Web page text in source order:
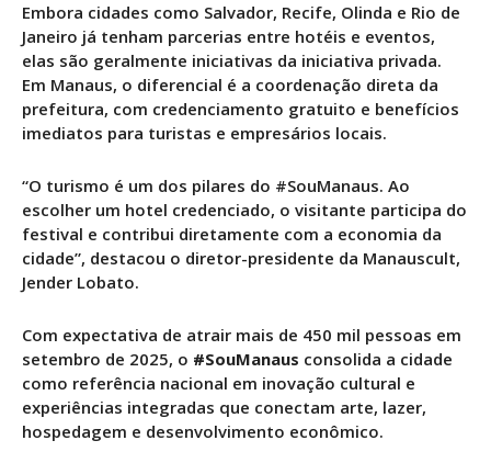
Embora cidades como Salvador, Recife, Olinda e Rio de
Janeiro já tenham parcerias entre hotéis e eventos,
elas são geralmente iniciativas da iniciativa privada.
Em Manaus, o diferencial é a coordenação direta da
prefeitura, com credenciamento gratuito e benefícios
imediatos para turistas e empresários locais.
“O turismo é um dos pilares do #SouManaus. Ao
escolher um hotel credenciado, o visitante participa do
festival e contribui diretamente com a economia da
cidade”, destacou o diretor-presidente da Manauscult,
Jender Lobato.
Com expectativa de atrair mais de 450 mil pessoas em
setembro de 2025, o #SouManaus consolida a cidade
como referência nacional em inovação cultural e
experiências integradas que conectam arte, lazer,
hospedagem e desenvolvimento econômico.